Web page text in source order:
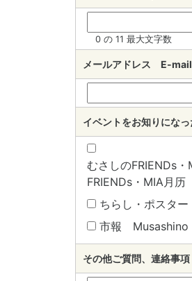
0 の 11 最大文字数
メールアドレス E-
イベントをお知りにな
むさしのFRIENDs
FRIENDs・MIA月历
ちらし・ポスタ
市報
その他ご質問、連絡